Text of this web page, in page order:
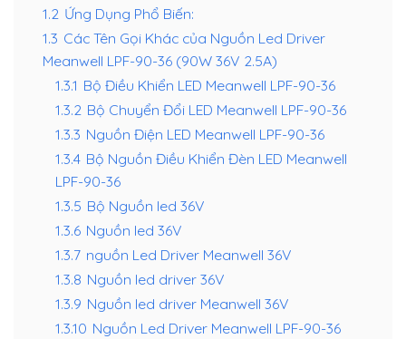
1.2 Ứng Dụng Phổ Biến:
1.3 Các Tên Gọi Khác của Nguồn Led Driver
Meanwell LPF-90-36 (90W 36V 2.5A)
1.3.1 Bộ Điều Khiển LED Meanwell LPF-90-36
1.3.2 Bộ Chuyển Đổi LED Meanwell LPF-90-36
1.3.3 Nguồn Điện LED Meanwell LPF-90-36
1.3.4 Bộ Nguồn Điều Khiển Đèn LED Meanwell
LPF-90-36
1.3.5 Bộ Nguồn led 36V
1.3.6 Nguồn led 36V
1.3.7 nguồn Led Driver Meanwell 36V
1.3.8 Nguồn led driver 36V
1.3.9 Nguồn led driver Meanwell 36V
1.3.10 Nguồn Led Driver Meanwell LPF-90-36